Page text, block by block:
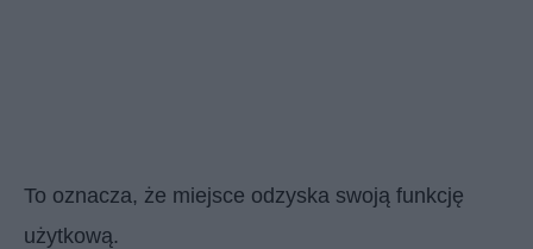
To oznacza, że miejsce odzyska swoją funkcję
użytkową.